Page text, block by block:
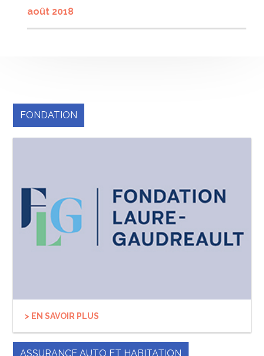
août 2018
FONDATION
> EN SAVOIR PLUS
ASSURANCE AUTO ET HABITATION